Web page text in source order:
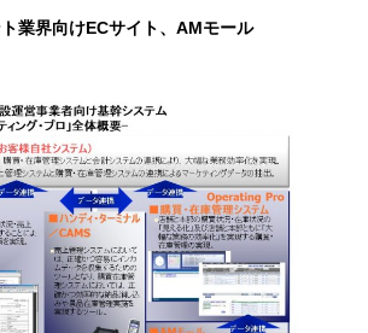
業界向けECサイト、AMモール